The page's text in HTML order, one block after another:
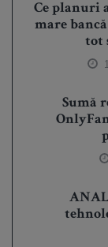
Ce planuri
mare
tot
Sumă